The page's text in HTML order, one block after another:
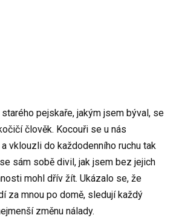
pejskaře, jakým jsem býval, se
člověk. Kocouři se u nás
vklouzli do každodenního ruchu tak
sám sobě divil, jak jsem bez jejich
mohl dřív žít. Ukázalo se, že
za mnou po domě, sledují každý
změnu nálady.